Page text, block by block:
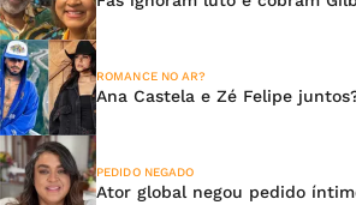
ROMANCE NO AR?
Ana Castela e Zé Felipe
PEDIDO NEGADO
Ator global negou pedido